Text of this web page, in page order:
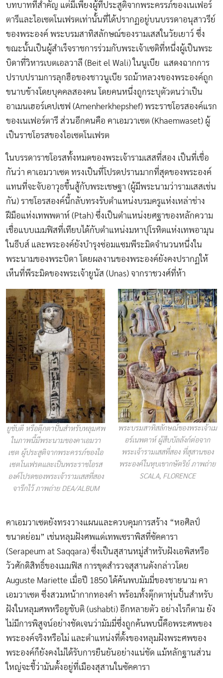
บทบาทที่สำคัญ แต่มีเพียงผู้ที่ประสูติจากพระครรภ์ของเนเฟอร์
ตารีและไอเซตโนเฟรตเท่านั้นที่ได้ปรากฏอยู่บนบรรดาอนุสาวรีย์
ของพระองค์ พระบรมสาทิสลักษณ์ของรามเสสในวัยเยาว์ ซึ่ง
ขณะนั้นเป็นผู้สำเร็จราชการร่วมกับพระเจ้าเซติที่หนึ่งผู้เป็นพระ
บิดาที่วิหารเบตเอลวาลี (Beit el Wali) ในนูเบีย แสดงฉากการ
ปราบปรามการลุกฮือของชาวนูเบีย รถม้าหลวงของพระองค์ถูก
ขนาบข้างโดยบุคคลสองคน โดยคนหนึ่งถูกระบุตัวตนว่าเป็น
อาเมนเฮอร์เคปเชฟ (Amenherkhepshef) พระราชโอรสองค์แรก
ของเนเฟอร์ตารี ส่วนอีกคนคือ คาเอมวาเซต (Khaemwaset) ผู้
เป็นราชโอรสของไอเซตโนเฟรต
ในบรรดาราชโอรสทั้งหมดของพระเจ้ารามเสสที่สอง เป็นที่เชื่อ
กันว่า คาเอมวาเซต ทรงเป็นที่โปรดปรานมากที่สุดของพระองค์
แทนที่จะจับอาวุธขึ้นสู้กับพระเชษฐา (ผู้มีพระนามว่ารามเสสเช่น
กัน) ราชโอรสองค์นี้กลับทรงรับตำแหน่งบรมครูแห่งเหล่าช่าง
ฝีมือแห่งเทพพตาห์ (Ptah) ซึ่งเป็นตำแหน่งยศฐาของหลักความ
เชื่อแบบเมมฟิสที่เทียบได้กับตำแหน่งมหาปุโรหิตแห่งเทพอามุน
ในธีบส์ และพระองค์ยังบำรุงซ่อมแซมพีระมิดจำนวนหนึ่งใน
พระนามของพระบิดา โดยผลงานของพระองค์ยังคงปรากฏให้
เห็นที่พีระมิดของพระเจ้ายูนัส (Unas) จากราชวงศ์ที่ห้า
ยูชับตี หรือตุ๊กตาปั้นสำหรับหลุมศพ
ในภาพนี้มีพระนามของคาเอมวา
เซต ผู้ประสูติจากพระครรภ์ของไอ
เซตโนเฟรตและเป็นพระราชโอรส
องค์โปรดของพระเจ้ารามเสสที่สอง
จารึกไว้ ภาพถ่าย DEA/ALBUM
พระบรมสาทิสลักษณ์ของพระเจ้าเม
อร์เนพตาห์ ผู้สืบบัลลังก์ต่อจาก
พระเจ้ารามเสสที่สอง ที่สุสานของ
พระองค์ในหุบเขากษัตริย์ ภาพถ่าย
SCALA, FLORENCE
คาเอมวาเซตยังทรงวางแผนและควบคุมการสร้าง “หอศิลป์
ขนาดย่อม” เช่นหลุมฝังศพแด่เทพเซราพิสที่ซัคคารา
(Serapeum at Saqqara) ซึ่งเป็นสุสานหมู่สำหรับฝังเอพิสหรือ
วัวศักดิสิทธิ์ของเมมฟิส การขุดสำรวจสุสานดังกล่าวโดย
Auguste Mariette เมื่อปี 1850 ได้ค้นพบมัมมี่ของชายนาม คา
เอมวาเซต ซึ่งสวมหน้ากากทองคำ พร้อมทั้งตุ๊กตาหุ่นปั้นสำหรับ
ฝังในหลุมศพหรือยูชับติ (ushabti) อีกหลายตัว อย่างไรก็ตาม ยัง
ไม่มีการพิสูจน์อย่างชัดเจนว่ามัมมี่ซึ่งถูกค้นพบนี้คือพระศพของ
พระองค์จริงหรือไม่ และตำแหน่งที่ตั้งของหลุมฝังพระศพของ
พระองค์ก็ยังคงไม่ได้รับการยืนยันอย่างแน่ชัด แม้หลักฐานส่วน
ใหญ่จะชี้ว่ามันตั้งอยู่ที่เมืองสุสานในซัคคารา